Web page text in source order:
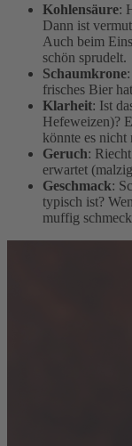
Kohlensäure:
Dann ist
Auch beim
schön sprudelt.
Schaumkrone
frisches Bier
Klarheit: Ist
Hefeweizen)?
könnte es nicht
Geruch:
erwartet
Geschmack:
typisch ist?
muffig